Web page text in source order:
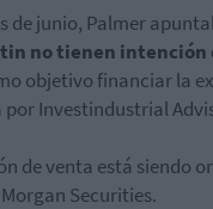
de junio, Palmer
no tienen
objetivo financiar la
Investindustrial
de venta está siendo
Securities.